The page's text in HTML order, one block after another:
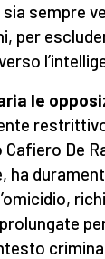
sempre
per
le
De
ha